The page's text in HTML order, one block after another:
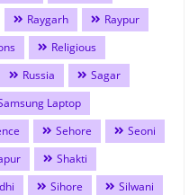
Raygarh
Raypur
Religious
Russia
Sagar
Laptop
Sehore
Seoni
Shakti
Sihore
Silwani